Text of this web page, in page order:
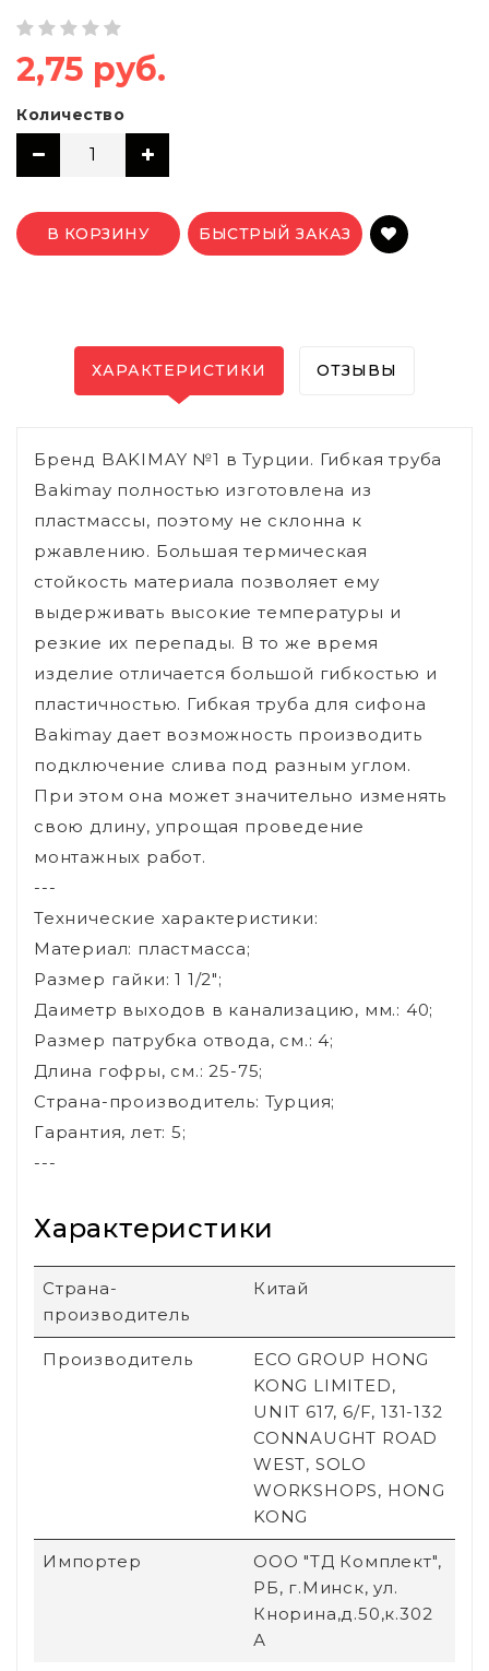
2,75 руб.
Количество
В КОРЗИНУ БЫСТРЫЙ ЗАКАЗ
ХАРАКТЕРИСТИКИ ОТЗЫВЫ
Бренд BAKIMAY №1 в Турции. Гибкая труба
Bakimay полностью изготовлена из
пластмассы, поэтому не склонна к
ржавлению. Большая термическая
стойкость материала позволяет ему
выдерживать высокие температуры и
резкие их перепады. В то же время
изделие отличается большой гибкостью и
пластичностью. Гибкая труба для сифона
Bakimay дает возможность производить
подключение слива под разным углом.
При этом она может значительно изменять
свою длину, упрощая проведение
монтажных работ.
---
Технические характеристики:
Материал: пластмасса;
Размер гайки: 1 1/2";
Даиметр выходов в канализацию, мм.: 40;
Размер патрубка отвода, см.: 4;
Длина гофры, см.: 25-75;
Страна-производитель: Турция;
Гарантия, лет: 5;
---
Характеристики
Страна-
производитель
Китай
Производитель
ECO GROUP HONG
KONG LIMITED,
UNIT 617, 6/F, 131-132
CONNAUGHT ROAD
WEST, SOLO
WORKSHOPS, HONG
KONG
Импортер
ООО "ТД Комплект",
РБ, г.Минск, ул.
Кнорина,д.50,к.302
А